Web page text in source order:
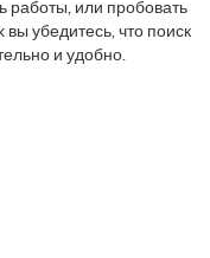
работы, или пробовать
убедитесь, что поиск
и удобно.